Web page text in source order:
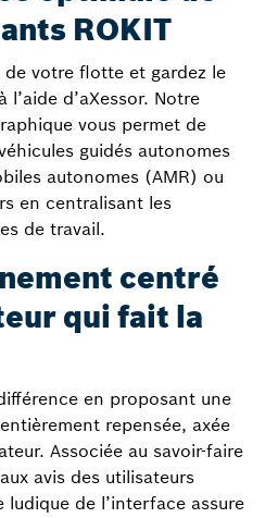
ROKIT
de votre flotte et gardez le
d’aXessor. Notre
vous permet de
guidés autonomes
autonomes (AMR) ou
en centralisant les
de travail.
centré
qui fait la
en proposant une
repensée, axée
Associée au savoir-faire
avis des utilisateurs
ludique de l’interface assure